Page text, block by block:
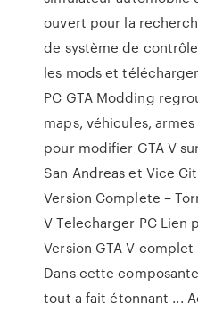
ouvert pour la
de système de
les mods et
PC GTA Modding
maps, véhicules,
pour modifier GTA V
San Andreas et Vice
Version Complete –
V Telecharger PC Lien
Version GTA V
Dans cette
tout a fait étonnant ...